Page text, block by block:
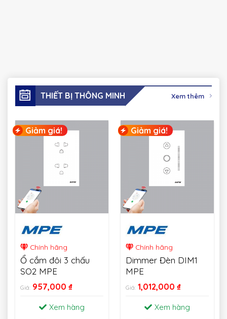
THIẾT BỊ THÔNG MINH Xem thêm
Giảm giá!
Chính hãng
Ổ cắm đôi 3 chấu
SO2 MPE
Giá: 957,000 ₫
Xem hàng
Giảm giá!
Chính hãng
Dimmer Đèn DIM1
MPE
Giá: 1,012,000 ₫
Xem hàng